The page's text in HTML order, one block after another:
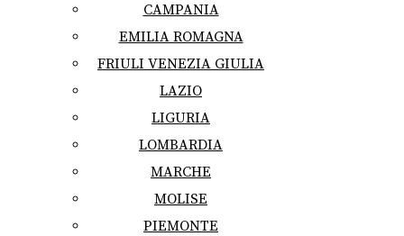
CAMPANIA
EMILIA ROMAGNA
FRIULI VENEZIA GIULIA
LAZIO
LIGURIA
LOMBARDIA
MARCHE
MOLISE
PIEMONTE